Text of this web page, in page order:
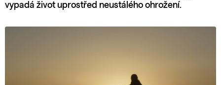
vypadá život uprostřed neustálého ohrožení.